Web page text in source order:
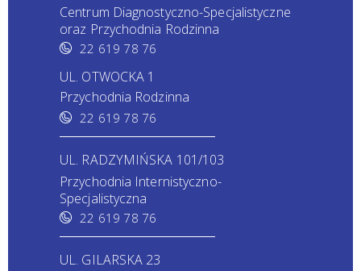
Centrum Diagnostyczno-Specjalistyczne
oraz Przychodnia Rodzinna
22 619 78 76
UL. OTWOCKA 1
Przychodnia Rodzinna
22 619 78 76
UL. RADZYMIŃSKA 101/103
Przychodnia Internistyczno-
Specjalistyczna
22 619 78 76
UL. GILARSKA 23